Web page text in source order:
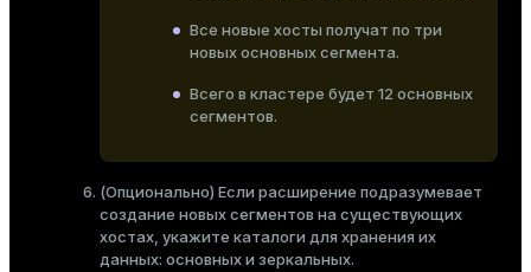
Все новые хосты получат по три
новых основных сегмента.
Всего в кластере будет 12 основных
сегментов.
(Опционально) Если расширение подразумевает
создание новых сегментов на существующих
хостах, укажите каталоги для хранения их
данных: основных и зеркальных.